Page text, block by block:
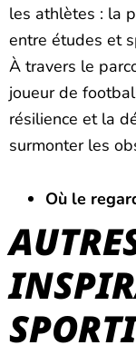
les athlètes : la
entre études et
À travers le
joueur de
résilience et la
surmonter les
Où le